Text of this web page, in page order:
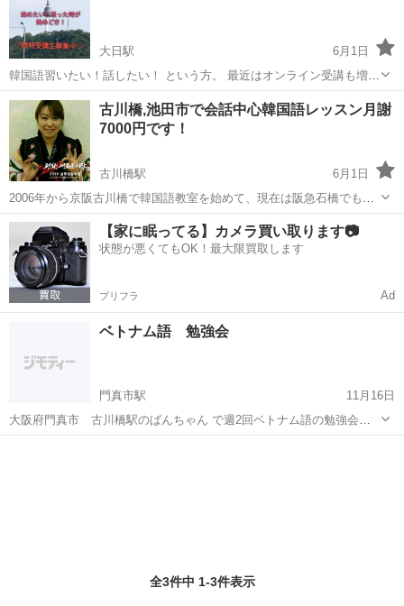
大日駅
6月1日
韓国語習いたい！話したい！ という方。 最近はオンライン受講も増え
ましたが、スマホ、パソコン、インターネットが苦手な方もまだまだ
多いと思います。 安心のオフライン対面授業受けませんか？ 授業は会
話中心で行っており、韓...
大阪 門真市 大日駅 韓国語 月謝
古川橋,池田市で会話中心韓国語レッスン月謝
7000円です！
古川橋駅
6月1日
2006年から京阪古川橋で韓国語教室を始めて、現在は阪急石橋でも授
業しています🎵 ひと月4回、安心の月謝制､少人数制で最大でも4人の
クラスレッスンでわいわい勉強してます。 思い立った時にいつでも始
められ、不安な方は授業の...
大阪 門真市 古川橋駅 韓国語 月謝
【家に眠ってる】カメラ買い取ります📷
状態が悪くてもOK！最大限買取します
プリフラ Ad
ベトナム語 勉強会
門真市駅
11月16日
大阪府門真市 古川橋駅のばんちゃん で週2回ベトナム語の勉強会を
開催します。 参加しませんか！ベトナム南部弁です。 文法、語彙を習
全3件中 1-3件表示